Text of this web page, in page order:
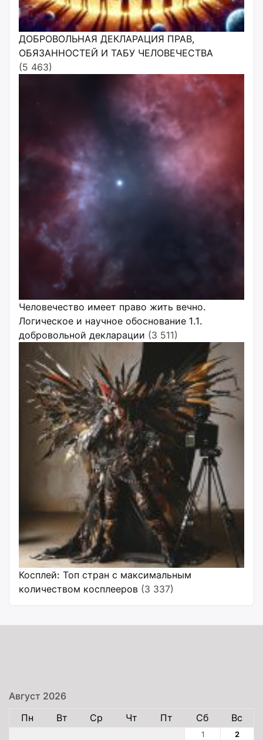
ДОБРОВОЛЬНАЯ ДЕКЛАРАЦИЯ ПРАВ,
ОБЯЗАННОСТЕЙ И ТАБУ ЧЕЛОВЕЧЕСТВА
(5 463)
Человечество имеет право жить вечно.
Логическое и научное обоснование 1.1.
добровольной декларации (3 511)
Косплей: Топ стран с максимальным
количеством косплееров (3 337)
Август 2026
Пн
Вт Ср Чт Пт Сб Вс
1
2